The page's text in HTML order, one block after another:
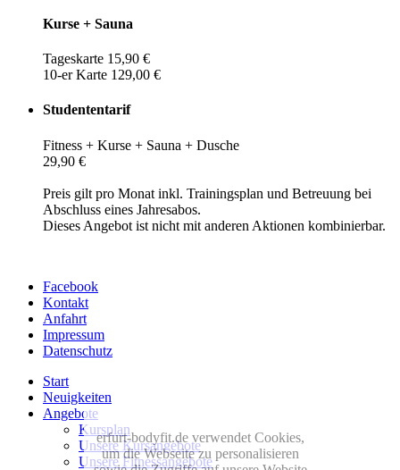
Kurse + Sauna
Tageskarte 15,90 €
10-er Karte 129,00 €
Studententarif
Fitness + Kurse + Sauna + Dusche
29,90 €
Preis gilt pro Monat inkl. Trainingsplan und Betreuung bei
Abschluss eines Jahresabos.
Dieses Angebot ist nicht mit anderen Aktionen kombinierbar.
Facebook
Kontakt
Anfahrt
Impressum
Datenschutz
Start
Neuigkeiten
Angebote
Kursplan
Unsere Kursangebote
Unsere Fitnessangebote
erfurt-bodyfit.de verwendet Cookies,
um die Webseite zu personalisieren